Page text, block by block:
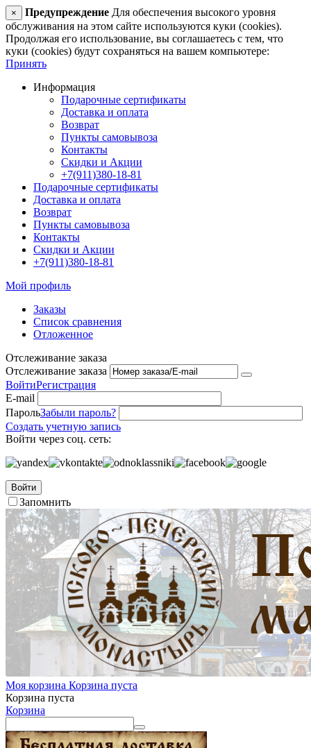
× Предупреждение Для обеспечения высокого уровня
обслуживания на этом сайте используются куки (cookies).
Продолжая его использование, вы соглашаетесь с тем, что
куки (cookies) будут сохраняться на вашем компьютере:
Принять
Информация
Подарочные сертификаты
Доставка и оплата
Возврат
Пункты самовывоза
Контакты
Скидки и Акции
+7(911)380-18-81
Подарочные сертификаты
Доставка и оплата
Возврат
Пункты самовывоза
Контакты
Скидки и Акции
+7(911)380-18-81
Мой профиль
Заказы
Список сравнения
Отложенное
Отслеживание заказа
Отслеживание заказа
ВойтиРегистрация
E-mail
ПарольЗабыли пароль?
Создать учетную запись
Войти через соц. сеть:
Войти
Запомнить
Моя корзина Корзина пуста
Корзина пуста
Корзина